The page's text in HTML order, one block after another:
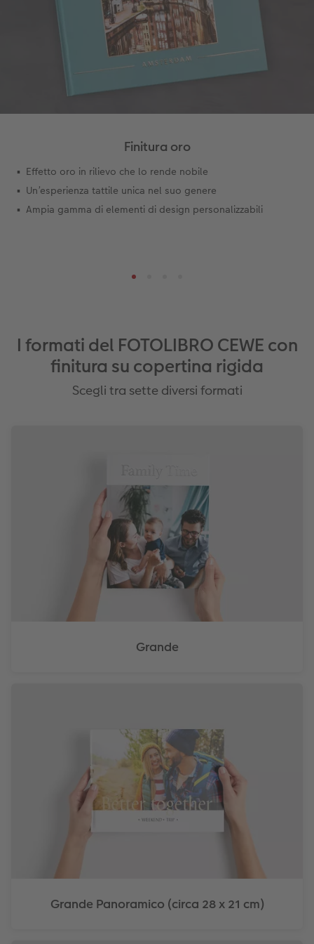
Storie dei clienti
Coffeetable Book «Art Collection»
CEWE myPhotos
Accessori
CEWE myPhotos
Poster su forex
Mosaico
Consigli decorazione murale
CEWE myPhotos
Accessori
Buono regalo CEWE
CEWE myPhotos
Barattolo per croccantini con foto
Novità
Finitura oro
Effetto oro in rilievo che lo rende nobile
Un’esperienza tattile unica nel suo genere
Ampia gamma di elementi di design personalizzabili
I formati del FOTOLIBRO CEWE con
finitura su copertina rigida
Scegli tra sette diversi formati
Grande
Grande Panoramico (circa 28 x 21 cm)